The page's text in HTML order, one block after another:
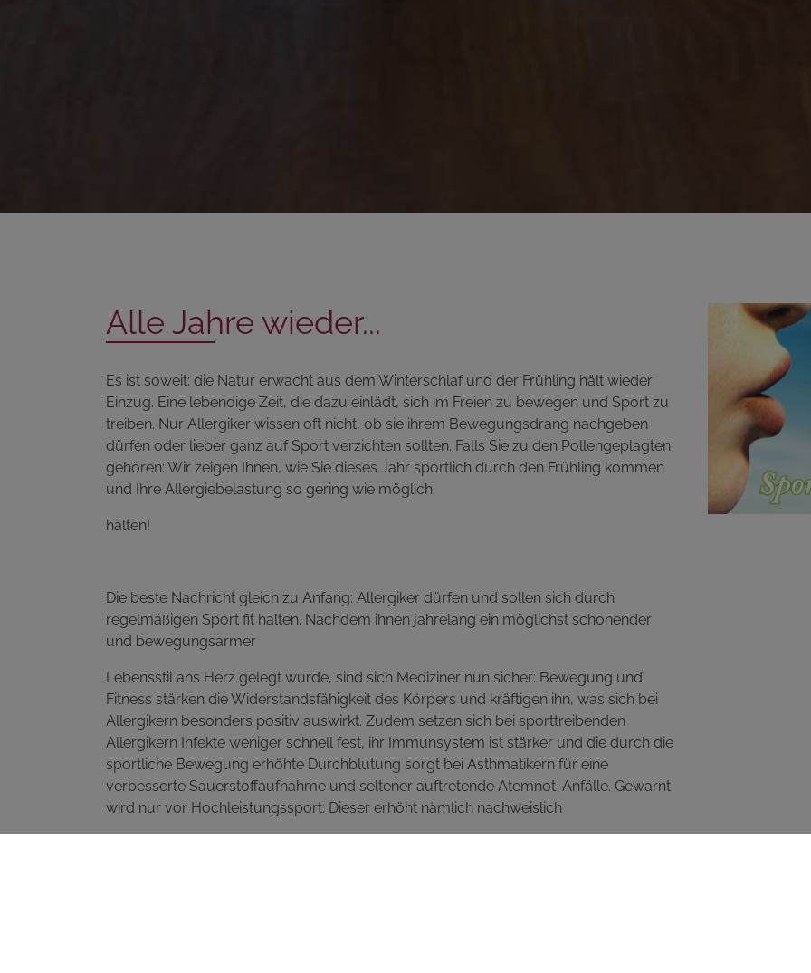
Alle Jahre wieder...
Es ist soweit: die Natur erwacht aus dem Winterschlaf und der Frühling hält wieder
Einzug. Eine lebendige Zeit, die dazu einlädt, sich im Freien zu bewegen und Sport zu
treiben. Nur Allergiker wissen oft nicht, ob sie ihrem Bewegungsdrang nachgeben
dürfen oder lieber ganz auf Sport verzichten sollten. Falls Sie zu den Pollengeplagten
gehören: Wir zeigen Ihnen, wie Sie dieses Jahr sportlich durch den Frühling kommen
und Ihre Allergiebelastung so gering wie möglich
halten!
Die beste Nachricht gleich zu Anfang: Allergiker dürfen und sollen sich durch
regelmäßigen Sport fit halten. Nachdem ihnen jahrelang ein möglichst schonender
und bewegungsarmer
Lebensstil ans Herz gelegt wurde, sind sich Mediziner nun sicher: Bewegung und
Fitness stärken die Widerstandsfähigkeit des Körpers und kräftigen ihn, was sich bei
Allergikern besonders positiv auswirkt. Zudem setzen sich bei sporttreibenden
Allergikern Infekte weniger schnell fest, ihr Immunsystem ist stärker und die durch die
sportliche Bewegung erhöhte Durchblutung sorgt bei Asthmatikern für eine
verbesserte Sauerstoffaufnahme und seltener auftretende Atemnot-Anfälle. Gewarnt
wird nur vor Hochleistungssport: Dieser erhöht nämlich nachweislich